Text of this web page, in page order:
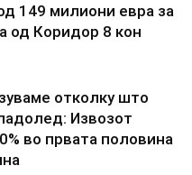
149 милиони евра за
од Коридор 8 кон
отколку што
Извозот
во првата половина